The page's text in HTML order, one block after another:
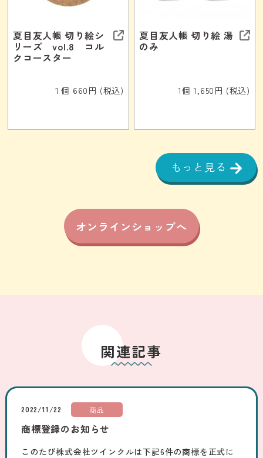
夏目友人帳 切り絵シ
リーズ vol.8 コル
クコースター
１個 660円 (税込)
夏目友人帳 切り絵 湯
のみ
1個 1,650円 (税込)
もっと見る
オンラインショップへ
関連記事
2022/11/22 商品
商標登録のお知らせ
このたび株式会社ツインクルは下記6件の商標を正式に